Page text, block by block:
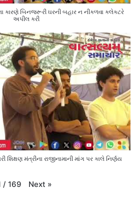
કારણે બિનજરૂરી ઘરની બહાર ન નીકળવા કલેક્ટરે
અપીલ કરી
શિક્ષણ મંત્રીના રાજીનામાની માંગ પર કાલે નિર્ણય
/ 169 Next »